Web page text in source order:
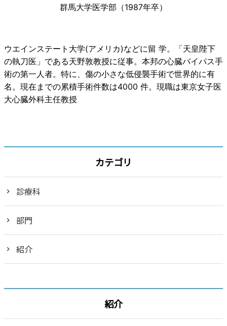
群馬大学医学部（1987年卒）
ウエインステート大学(アメリカ)などに留 学。「天皇陛下
の執刀医」である天野敦教授に従事。本邦の心臓バイパス手
術の第一人者。特に、傷の小さな低侵襲手術で世界的に有
名。現在までの累積手術件数は4000 件。現職は東京女子医
大心臓外科主任教授
カテゴリ
診療科
部門
紹介
紹介